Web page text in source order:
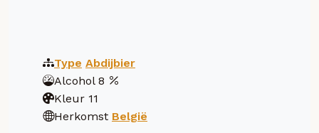
Type Abdijbier
Alcohol 8
Kleur 11
Herkomst België